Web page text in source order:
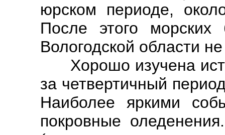
юрском периоде,
После этого морских
Вологодской области
Хорошо изучена
за четвертичный
Наиболее яркими
покровные